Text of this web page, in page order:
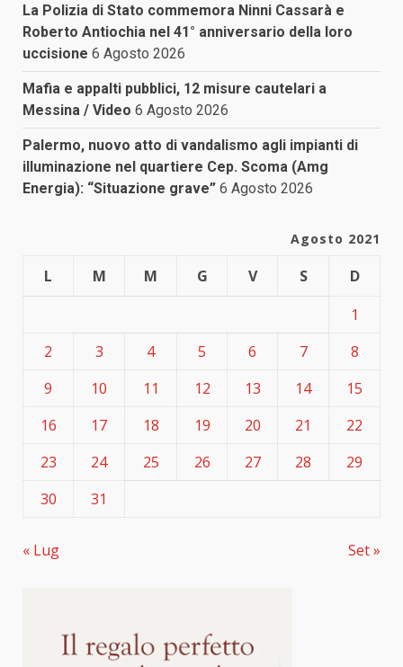
La Polizia di Stato commemora Ninni Cassarà e
Roberto Antiochia nel 41° anniversario della loro
uccisione 6 Agosto 2026
Mafia e appalti pubblici, 12 misure cautelari a
Messina / Video 6 Agosto 2026
Palermo, nuovo atto di vandalismo agli impianti di
illuminazione nel quartiere Cep. Scoma (Amg
Energia): “Situazione grave” 6 Agosto 2026
Agosto 2021
L M M G V S
D
1
2
3 4 5 6 7
8
9
10 11 12 13 14
15
16
17 18 19 20 21
22
23
24 25 26 27 28
29
30
31
« Lug Set »